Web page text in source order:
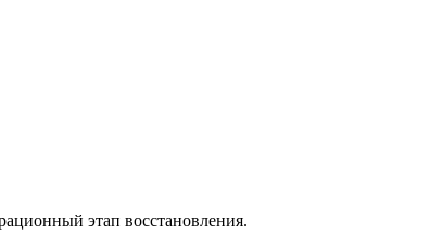
этап восстановления.